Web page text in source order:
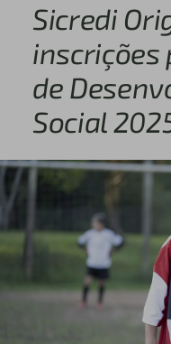
Sicredi
inscrições
de
Social